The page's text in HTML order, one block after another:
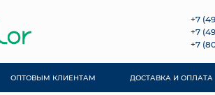
+7
+7
+7
ОПТОВЫМ КЛИЕНТАМ ДОСТАВКА И ОПЛАТА